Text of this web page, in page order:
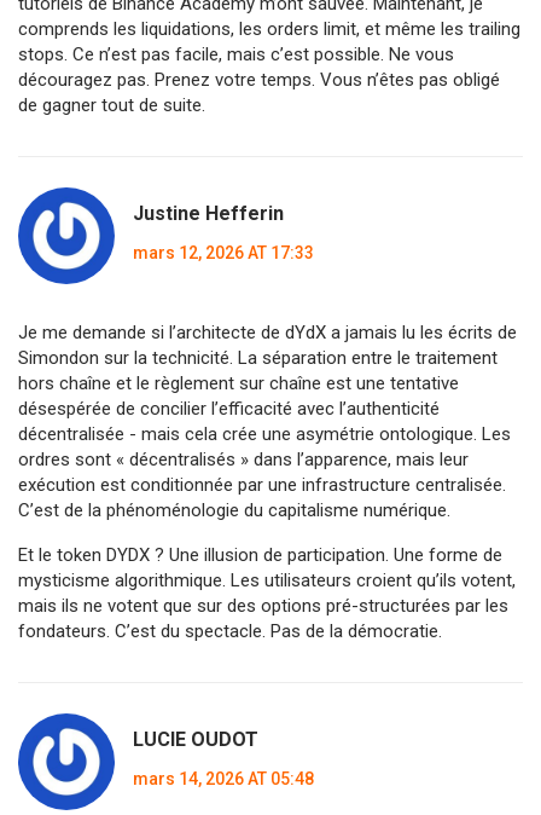
comprends les liquidations, les orders limit, et même les trailing
stops. Ce n’est pas facile, mais c’est possible. Ne vous
découragez pas. Prenez votre temps. Vous n’êtes pas obligé
de gagner tout de suite.
Justine Hefferin
mars 12, 2026 AT 17:33
Je me demande si l’architecte de dYdX a jamais lu les écrits de
Simondon sur la technicité. La séparation entre le traitement
hors chaîne et le règlement sur chaîne est une tentative
désespérée de concilier l’efficacité avec l’authenticité
décentralisée - mais cela crée une asymétrie ontologique. Les
ordres sont « décentralisés » dans l’apparence, mais leur
exécution est conditionnée par une infrastructure centralisée.
C’est de la phénoménologie du capitalisme numérique.
Et le token DYDX ? Une illusion de participation. Une forme de
mysticisme algorithmique. Les utilisateurs croient qu’ils votent,
mais ils ne votent que sur des options pré-structurées par les
fondateurs. C’est du spectacle. Pas de la démocratie.
LUCIE OUDOT
mars 14, 2026 AT 05:48